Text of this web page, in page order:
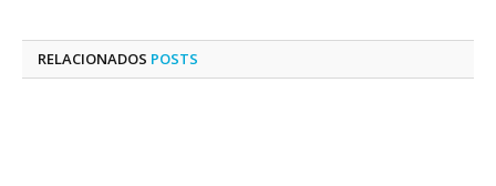
RELACIONADOS POSTS